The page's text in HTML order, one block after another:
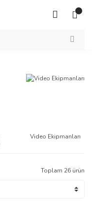
Video Ekipmanları
Toplam 26 ürün